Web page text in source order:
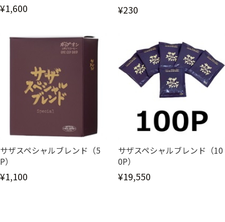
¥1,600 ¥230
サザスペシャルブレンド（5
P）
¥1,100
サザスペシャルブレンド（10
0P）
¥19,550